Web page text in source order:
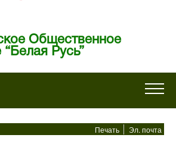
Общественное
Русь”
Печать Эл. почта